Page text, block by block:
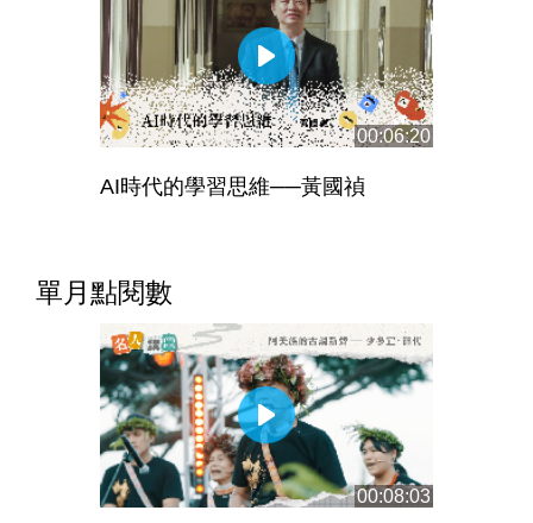
00:06:20
AI時代的學習思維──黃國禎
單月點閱數
00:08:03